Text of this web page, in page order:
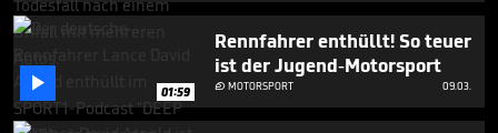
35
seconds
 01:59
Rennfahrer enthüllt! So teuer
ist der Jugend-Motorsport
MOTORSPORT 09.03.